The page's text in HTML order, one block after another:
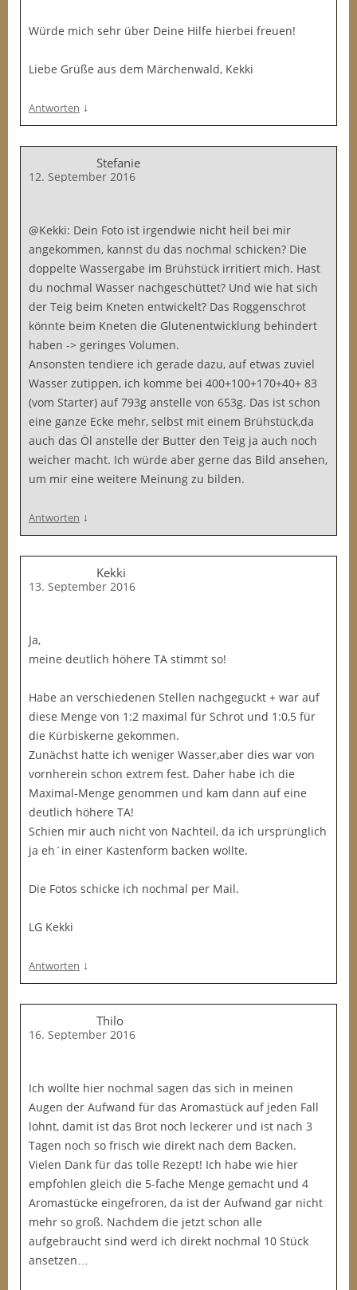
Würde mich sehr über Deine Hilfe hierbei freuen!
Liebe Grüße aus dem Märchenwald, Kekki
Antworten ↓
Stefanie
12. September 2016
@Kekki: Dein Foto ist irgendwie nicht heil bei mir
angekommen, kannst du das nochmal schicken? Die
doppelte Wassergabe im Brühstück irritiert mich. Hast
du nochmal Wasser nachgeschüttet? Und wie hat sich
der Teig beim Kneten entwickelt? Das Roggenschrot
könnte beim Kneten die Glutenentwicklung behindert
haben -> geringes Volumen.
Ansonsten tendiere ich gerade dazu, auf etwas zuviel
Wasser zutippen, ich komme bei 400+100+170+40+ 83
(vom Starter) auf 793g anstelle von 653g. Das ist schon
eine ganze Ecke mehr, selbst mit einem Brühstück,da
auch das Öl anstelle der Butter den Teig ja auch noch
weicher macht. Ich würde aber gerne das Bild ansehen,
um mir eine weitere Meinung zu bilden.
Antworten ↓
Kekki
13. September 2016
Ja,
meine deutlich höhere TA stimmt so!
Habe an verschiedenen Stellen nachgeguckt + war auf
diese Menge von 1:2 maximal für Schrot und 1:0,5 für
die Kürbiskerne gekommen.
Zunächst hatte ich weniger Wasser,aber dies war von
vornherein schon extrem fest. Daher habe ich die
Maximal-Menge genommen und kam dann auf eine
deutlich höhere TA!
Schien mir auch nicht von Nachteil, da ich ursprünglich
ja eh´in einer Kastenform backen wollte.
Die Fotos schicke ich nochmal per Mail.
LG Kekki
Antworten ↓
Thilo
16. September 2016
Ich wollte hier nochmal sagen das sich in meinen
Augen der Aufwand für das Aromastück auf jeden Fall
lohnt, damit ist das Brot noch leckerer und ist nach 3
Tagen noch so frisch wie direkt nach dem Backen.
Vielen Dank für das tolle Rezept! Ich habe wie hier
empfohlen gleich die 5-fache Menge gemacht und 4
Aromastücke eingefroren, da ist der Aufwand gar nicht
mehr so groß. Nachdem die jetzt schon alle
aufgebraucht sind werd ich direkt nochmal 10 Stück
ansetzen…